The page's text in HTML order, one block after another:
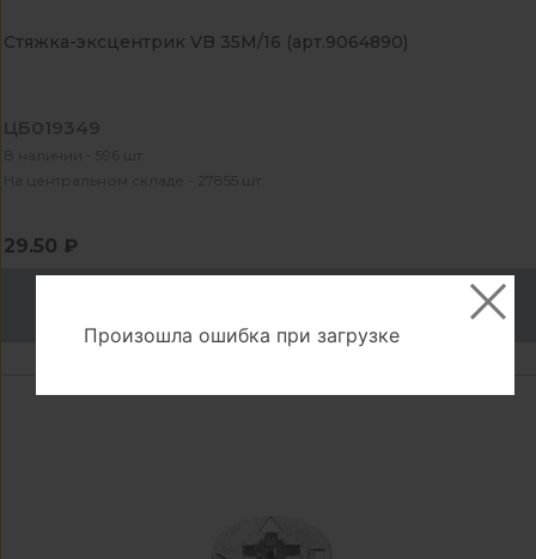
Стяжка-эксцентрик VB 35M/16 (арт.9064890)
ЦБ019349
В наличии - 596 шт
На центральном складе - 27855 шт
29.50 ₽
Произошла ошибка при загрузке